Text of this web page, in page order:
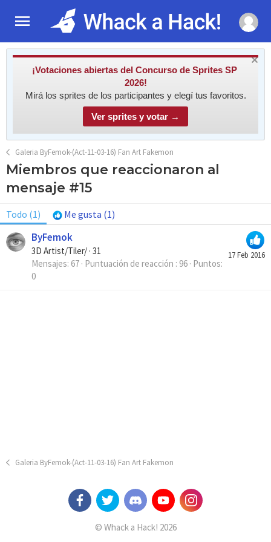
¡Votaciones abiertas del Concurso de Sprites SP
2026!
Mirá los sprites de los participantes y elegí tus favoritos.
Ver sprites y votar →
Galeria ByFemok-(Act-11-03-16) Fan Art Fakemon
Miembros que reaccionaron al
mensaje #15
Todo (1) Me gusta (1)
17 Feb 2016
ByFemok
3D Artist/Tiler/ · 31
Mensajes 67 Puntuación de reacción 96 Puntos
0
Galeria ByFemok-(Act-11-03-16) Fan Art Fakemon
© Whack a Hack! 2026